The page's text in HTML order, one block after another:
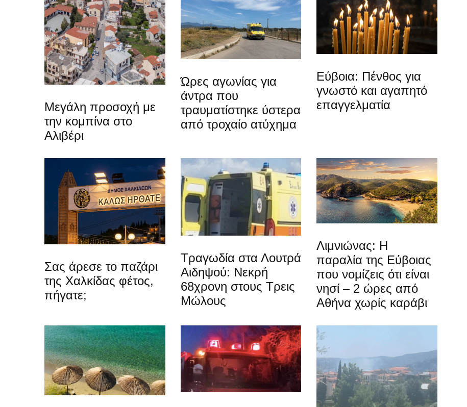
Μεγάλη προσοχή με
την κομπίνα στο
Αλιβέρι
Ώρες αγωνίας για
άντρα που
τραυματίστηκε ύστερα
από τροχαίο ατύχημα
Εύβοια: Πένθος για
γνωστό και αγαπητό
επαγγελματία
Σας άρεσε το παζάρι
της Χαλκίδας φέτος,
πήγατε;
Τραγωδία στα Λουτρά
Αιδηψού: Νεκρή
68χρονη στους Τρεις
Μώλους
Λιμνιώνας: Η
παραλία της Εύβοιας
που νομίζεις ότι είναι
νησί – 2 ώρες από
Αθήνα χωρίς καράβι